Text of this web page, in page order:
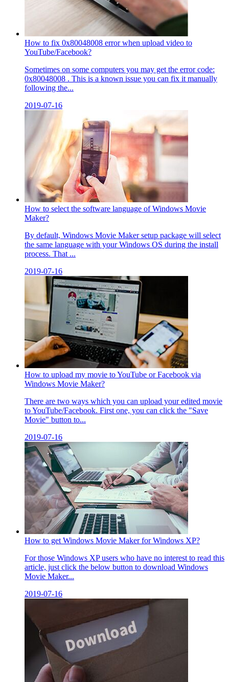
How to fix 0x80048008 error when upload video to
YouTube/Facebook?
Sometimes on some computers you may get the error code:
0x80048008 . This is a known issue you can fix it manually
following the...
2019-07-16
How to select the software language of Windows Movie
Maker?
By default, Windows Movie Maker setup package will select
the same language with your Windows OS during the install
process. That ...
2019-07-16
How to upload my movie to YouTube or Facebook via
Windows Movie Maker?
There are two ways which you can upload your edited movie
to YouTube/Facebook. First one, you can click the "Save
Movie" button to...
2019-07-16
How to get Windows Movie Maker for Windows XP?
For those Windows XP users who have no interest to read this
article, just click the below button to download Windows
Movie Maker...
2019-07-16